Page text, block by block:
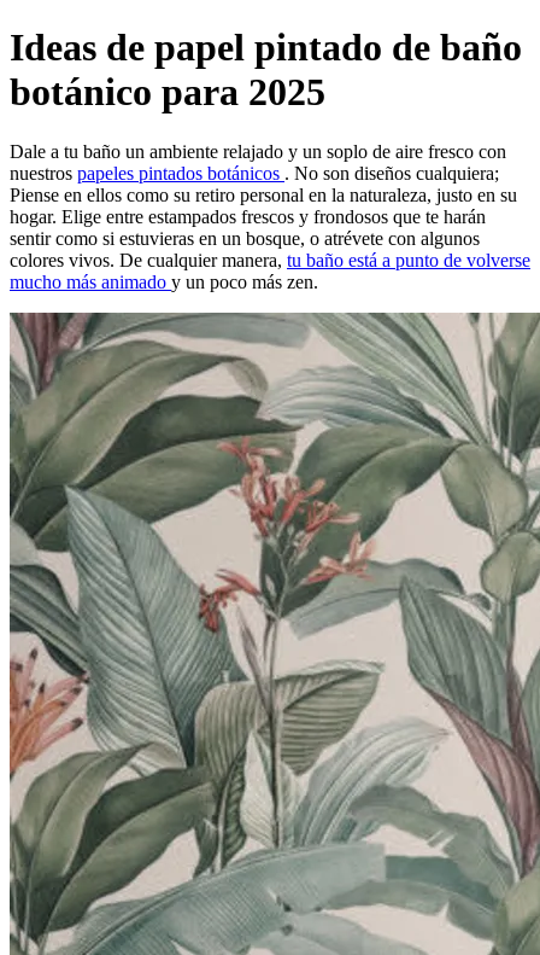
Ideas de papel pintado de baño
botánico para 2025
Dale a tu baño un ambiente relajado y un soplo de aire fresco con
nuestros papeles pintados botánicos . No son diseños cualquiera;
Piense en ellos como su retiro personal en la naturaleza, justo en su
hogar. Elige entre estampados frescos y frondosos que te harán
sentir como si estuvieras en un bosque, o atrévete con algunos
colores vivos. De cualquier manera, tu baño está a punto de volverse
mucho más animado y un poco más zen.